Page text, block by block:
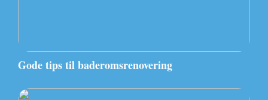
Gode tips til baderomsrenovering